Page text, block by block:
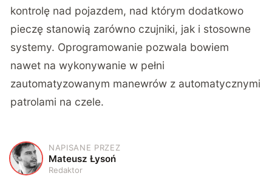
kontrolę nad pojazdem, nad którym dodatkowo
pieczę stanowią zarówno czujniki, jak i stosowne
systemy. Oprogramowanie pozwala bowiem
nawet na wykonywanie w pełni
zautomatyzowanym manewrów z automatycznymi
patrolami na czele.
M
NAPISANE PRZEZ
Mateusz Łysoń
Redaktor